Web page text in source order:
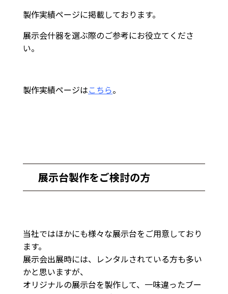
製作実績ページに掲載しております。
展示会什器を選ぶ際のご参考にお役立てくださ
い。
製作実績ページはこちら。
展示台製作をご検討の方
当社ではほかにも様々な展示台をご用意しており
ます。
展示会出展時には、レンタルされている方も多い
かと思いますが、
オリジナルの展示台を製作して、一味違ったブー